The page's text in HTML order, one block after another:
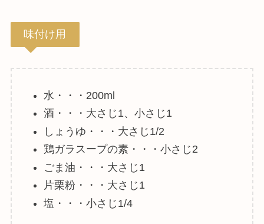
味付け用
水・・・200ml
酒・・・大さじ1、小さじ1
しょうゆ・・・大さじ1/2
鶏ガラスープの素・・・小さじ2
ごま油・・・大さじ1
片栗粉・・・大さじ1
塩・・・小さじ1/4